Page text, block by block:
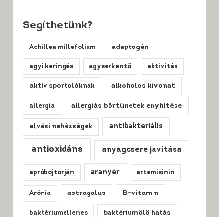
Segíthetünk?
Achillea millefolium adaptogén
agyi keringés agyserkentő aktivitás
aktív sportolóknak alkoholos kivonat
allergia allergiás bőrtünetek enyhítése
alvási nehézségek antibakteriális
antioxidáns anyagcsere javítása
apróbojtorján aranyér artemisinin
Arónia astragalus B-vitamin
baktériumellenes baktériumölő hatás